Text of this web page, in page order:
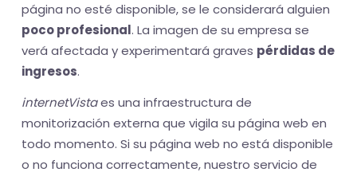
página no esté disponible, se le considerará alguien
poco profesional. La imagen de su empresa se
verá afectada y experimentará graves pérdidas de
ingresos.
internetVistaes una infraestructura de
monitorización externa que vigila su página web en
todo momento. Si su página web no está disponible
o no funciona correctamente, nuestro servicio de